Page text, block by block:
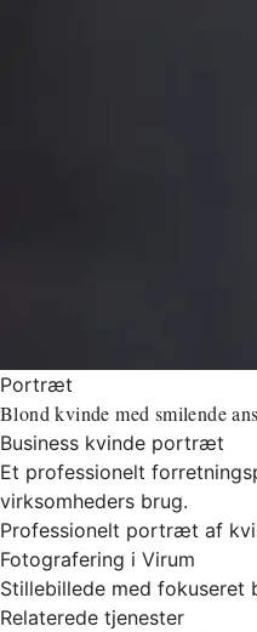
Portræt
Blond kvinde med smilende
Business kvinde portræt
Et professionelt
virksomheders brug.
Professionelt portræt af
Fotografering i Virum
Stillebillede med fokuseret
Relaterede tjenester